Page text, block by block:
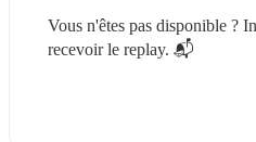
Vous n'êtes pas disponible ?
recevoir le replay. 📬